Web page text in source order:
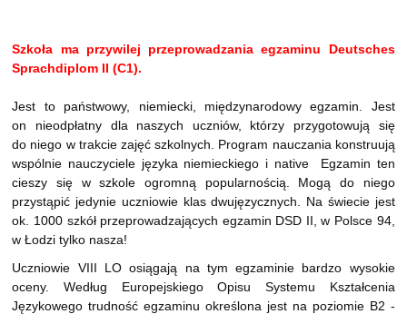
Szkoła ma przywilej przeprowadzania egzaminu Deutsches
Sprachdiplom II (C1).
Jest to państwowy, niemiecki, międzynarodowy egzamin. Jest
on nieodpłatny dla naszych uczniów, którzy przygotowują się
do niego w trakcie zajęć szkolnych. Program nauczania konstruują
wspólnie nauczyciele języka niemieckiego i native Egzamin ten
cieszy się w szkole ogromną popularnością. Mogą do niego
przystąpić jedynie uczniowie klas dwujęzycznych. Na świecie jest
ok. 1000 szkół przeprowadzających egzamin DSD II, w Polsce 94,
w Łodzi tylko nasza!
Uczniowie VIII LO osiągają na tym egzaminie bardzo wysokie
oceny. Według Europejskiego Opisu Systemu Kształcenia
Językowego trudność egzaminu określona jest na poziomie B2 -